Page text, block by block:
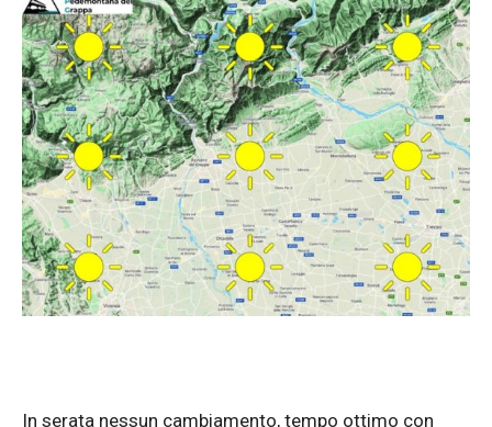
In serata nessun cambiamento, tempo ottimo con